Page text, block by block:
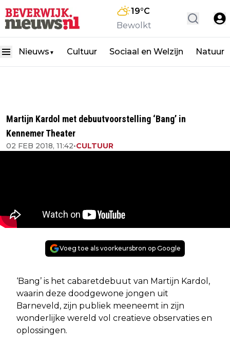
19°C
Bewolkt
Nieuws ▼ Cultuur Sociaal en Welzijn Natuur
Martijn Kardol met debuutvoorstelling ‘Bang’ in
Kennemer Theater
02 FEB 2018, 11:42•CULTUUR
Voeg toe als voorkeursbron op Google
‘Bang’ is het cabaretdebuut van Martijn Kardol,
waarin deze doodgewone jongen uit
Barneveld, zijn publiek meeneemt in zijn
wonderlijke wereld vol creatieve observaties en
oplossingen.